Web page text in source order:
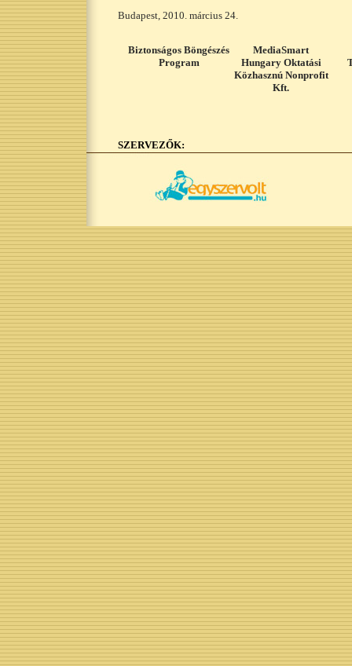
Budapest, 2010. március 24.
Biztonságos Böngészés
Program
MediaSmart
Hungary Oktatási
Közhasznú Nonprofit
Kft.
SZERVEZŐK: